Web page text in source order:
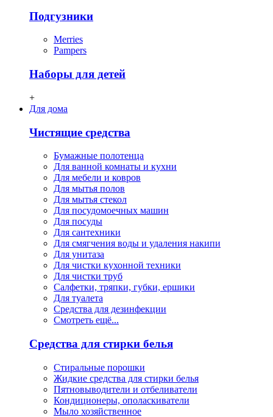
Подгузники
Merries
Pampers
Наборы для детей
+
Для дома
Чистящие средства
Бумажные полотенца
Для ванной комнаты и кухни
Для мебели и ковров
Для мытья полов
Для мытья стекол
Для посудомоечных машин
Для посуды
Для сантехники
Для смягчения воды и удаления накипи
Для унитаза
Для чистки кухонной техники
Для чистки труб
Салфетки, тряпки, губки, ершики
Для туалета
Средства для дезинфекции
Смотреть ещё...
Средства для стирки белья
Стиральные порошки
Жидкие средства для стирки белья
Пятновыводители и отбеливатели
Кондиционеры, ополаскиватели
Мыло хозяйственное